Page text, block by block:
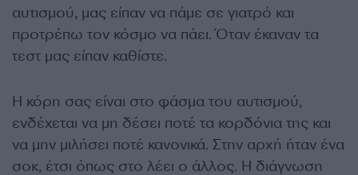
αυτισμού, μας είπαν να πάμε σε γιατρό και
προτρέπω τον κόσμο να πάει. Όταν έκαναν τα
τεστ μας είπαν καθίστε.
Η κόρη σας είναι στο φάσμα του αυτισμού,
ενδέχεται να μη δέσει ποτέ τα κορδόνια της και
να μην μιλήσει ποτέ κανονικά. Στην αρχή ήταν ένα
σοκ, έτσι όπως στο λέει ο άλλος. Η διάγνωση